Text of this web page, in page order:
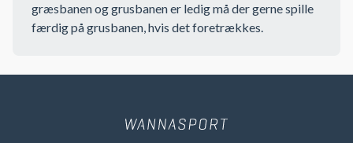
græsbanen og grusbanen er ledig må der gerne spille
færdig på grusbanen, hvis det foretrækkes.